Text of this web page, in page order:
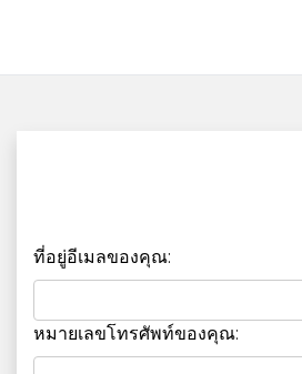
ที่อยู่อีเมลของคุณ:
หมายเลขโทรศัพท์ของคุณ: